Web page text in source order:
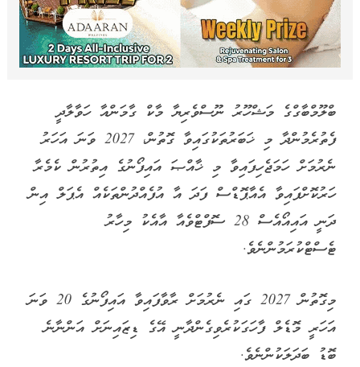
ބްލޫމްބާގްގެ މަޝްހޫރު ނޫސްވެރިޔާ މާކް ގާމަންއާ ހަވާލާދީ
ފެތުރެމުންދާ މި ޚަބަރުތަކުގައިވާ ގޮތުން، 2027 ވަނަ އަހަރު
ނެރުމަށް ހަމަޖެހިފައިވާ މި ޚާއްޞަ އައިފޯނުގެ އިތުރުން ކެމެރާ
ހަރުކޮށްފައިވާ އެއާޕޮޑްސް ފަދަ އާ އުފެއްދުންތަކެއް އެޕަލް އިން
ދަނީ އައިއޯއެސް 28 ސޮފްޓްވެއާ އާއެކު މިހާރު
ޓެސްޓްކުރަމުންނެވެ.
މިގޮތުން 2027 ގައި ނެރުމަށް ރާވާފައިވާ އައިފޯނުގެ 20 ވަނަ
އަހަރީ މޮޑެލް ފާހަގަކުރެވިގެންދާނީ އޭގެ ޑިޒައިނަށް އަންނާނެ
ބޮޑު ބަދަލަކުންނެވެ.